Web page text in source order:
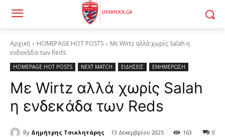
Αρχική HOMEPAGE HOT POSTS
Με Wirtz αλλά χωρίς Salah η
ενδεκάδα των Reds
HOMEPAGE HOT POSTS NEXT MATCH ΕΙΔΗΣΕΙΣ ΕΝΗΜΕΡΩΣΗ
Με Wirtz αλλά χωρίς Salah
η ενδεκάδα των Reds
By Δημήτρης Τσικλητάρης 13 Δεκεμβρίου 2025 0
163